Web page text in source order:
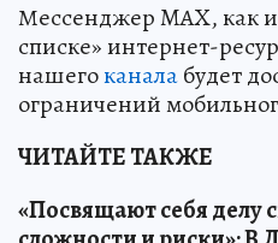
Мессенджер MAX, как
списке» интернет-
нашегоканалабудет
ограничений
ЧИТАЙТЕ ТАКЖЕ
«Посвящают себя делу